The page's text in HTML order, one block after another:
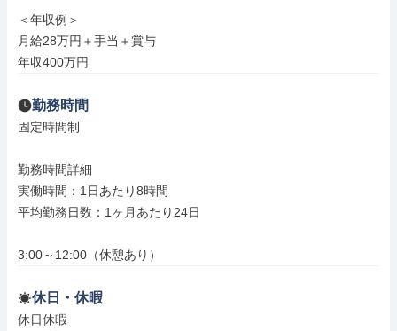
＜年収例＞
月給28万円＋手当＋賞与
年収400万円
勤務時間
固定時間制
勤務時間詳細
実働時間：1日あたり8時間
平均勤務日数：1ヶ月あたり24日
3:00～12:00（休憩あり）
休日・休暇
休日休暇